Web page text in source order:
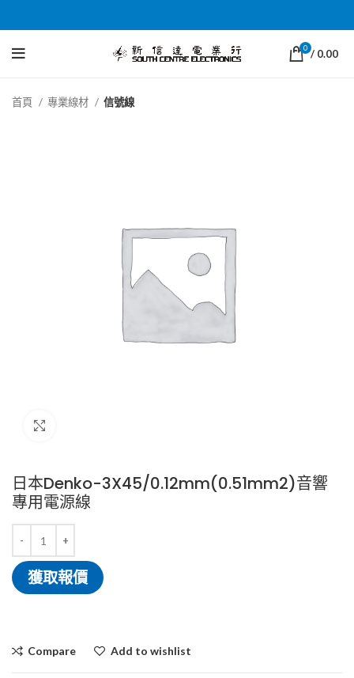
0 / 0.00
首頁 專業線材 信號線
日本Denko-3X45/0.12mm(0.51mm2)音響
專用電源線
獲取報價
Compare Add to wishlist